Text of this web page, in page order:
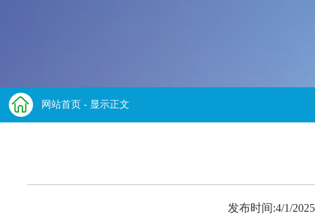
网站首页 - 显示正文
发布时间:4/1/